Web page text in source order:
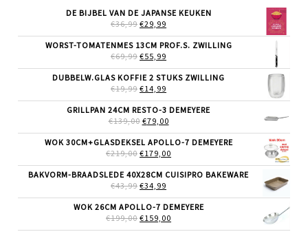
DE BIJBEL VAN DE JAPANSE KEUKEN
€36,99 OORSPRONKELIJKE
WAS:
€36,99.
€29,99
IS:
WORST-TOMATENMES 13CM PROF.S. ZWILLING
€69,99 OORSPRONKELIJKE
WAS:
€69,99.
€55,99
IS:
DUBBELW.GLAS KOFFIE 2 STUKS ZWILLING
€19,99 OORSPRONKELIJKE
WAS:
€19,99.
€14,99
IS:
€14,99.
GRILLPAN 24CM RESTO-3 DEMEYERE
€139,00 OORSPRONKELIJKE
WAS:
€139,00.
€79,00HUIDIGE
IS:
€79,00.
WOK 30CM+GLASDEKSEL APOLLO-7 DEMEYERE
€219,00 OORSPRONKELIJKE
WAS:
€219,00.
€179,00
IS:
BAKVORM-BRAADSLEDE 40X28CM CUISIPRO BAKEWARE
€43,99 OORSPRONKELIJKE
WAS:
€43,99.
€34,99
IS:
€34,99.
WOK 26CM APOLLO-7 DEMEYERE
€199,00 OORSPRONKELIJKE
€159,00